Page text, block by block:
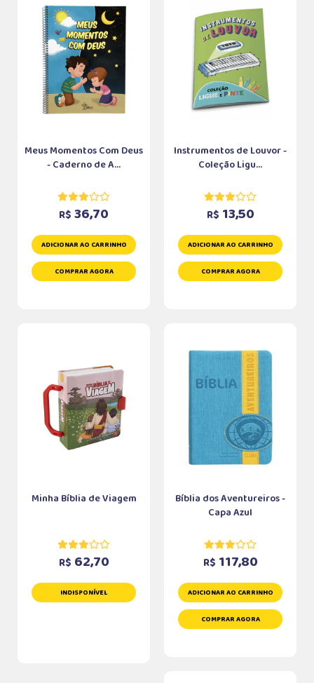
Meus Momentos Com Deus
- Caderno de A...
R$ 36,70
ADICIONAR AO CARRINHO
COMPRAR AGORA
Instrumentos de Louvor -
Coleção Ligu...
R$ 13,50
ADICIONAR AO CARRINHO
COMPRAR AGORA
Minha Bíblia de Viagem
R$ 62,70
INDISPONÍVEL
Bíblia dos Aventureiros -
Capa Azul
R$ 117,80
ADICIONAR AO CARRINHO
COMPRAR AGORA